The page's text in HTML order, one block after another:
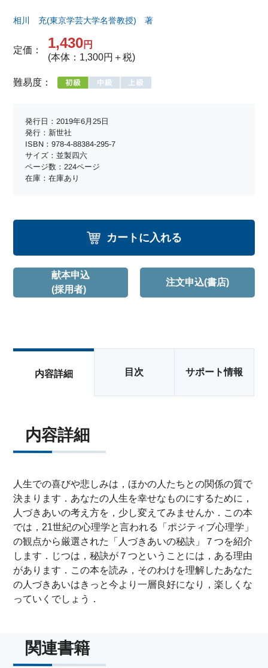
相川 充(東京学芸大学名誉教授) 著
定価： 1,430円
(本体：1,300円＋税)
難易度：
発行日：2019年6月25日
発行：新世社
ISBN：978-4-88384-295-7
サイズ：並製四六
ページ数：224ページ
在庫：在庫あり
カートに入れる
献本申込
(採用者)
注文申込(書店)
内容詳細 目次 サポート情報
内容詳細
人生での喜びや悲しみは，ほかの人たちとの関係の質で
決まります．あなたの人生を幸せなものにするために，
人づきあいの考え方を，少し変えてみませんか．この本
では，21世紀の心理学と言われる「ポジティブ心理学」
の観点から厳選された「人づきあいの秘訣」７つを紹介
します．じつは，秘訣が７つということには，ある理由
があります．この本を読み，そのわけを理解したあなた
の人づきあいはきっと今より一層良好になり，楽しくな
っていくでしょう．
関連書籍